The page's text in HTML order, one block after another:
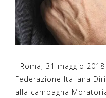
Roma, 31 maggio 2018
Federazione Italiana
alla campagna